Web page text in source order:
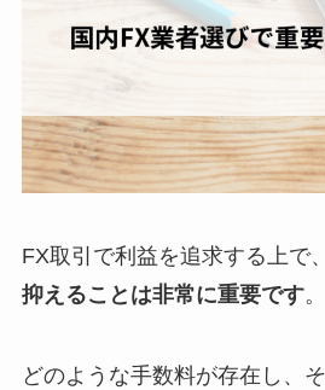
FX取引で利益を追求する上で、
抑えることは非常に重要です。
どのような手数料が存在し、